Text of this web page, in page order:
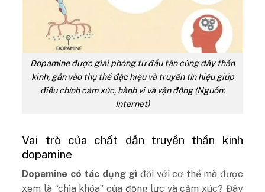
Dopamine được giải phóng từ đầu tận cùng dây thần
kinh, gắn vào thụ thể đặc hiệu và truyền tín hiệu giúp
điều chỉnh cảm xúc, hành vi và vận động (Nguồn:
Internet)
Vai trò của chất dẫn truyền thần kinh
dopamine
Dopamine có tác dụng gì đối với cơ thể mà được
xem là “chìa khóa” của động lực và cảm xúc? Đây